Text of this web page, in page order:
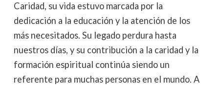
Caridad, su vida estuvo marcada por la
dedicación a la educación y la atención de los
más necesitados. Su legado perdura hasta
nuestros días, y su contribución a la caridad y la
formación espiritual continúa siendo un
referente para muchas personas en el mundo. A